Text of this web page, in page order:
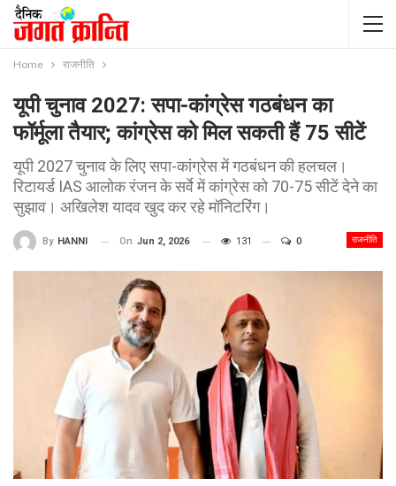
Home राजनीति
यूपी चुनाव 2027: सपा-कांग्रेस गठबंधन का
फॉर्मूला तैयार; कांग्रेस को मिल सकती हैं 75 सीटें
यूपी 2027 चुनाव के लिए सपा-कांग्रेस में गठबंधन की हलचल।
रिटायर्ड IAS आलोक रंजन के सर्वे में कांग्रेस को 70-75 सीटें देने का
सुझाव। अखिलेश यादव खुद कर रहे मॉनिटरिंग।
राजनीति
By HANNI On Jun 2, 2026 131 0